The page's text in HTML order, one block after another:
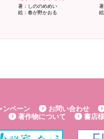
著：しののめめい
絵：春が野かおる
ンペーン お問い合わせ
著作物について 書店